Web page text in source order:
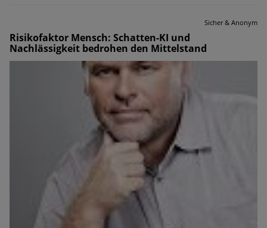
Sicher & Anonym
Risikofaktor Mensch: Schatten-KI und
Nachlässigkeit bedrohen den Mittelstand